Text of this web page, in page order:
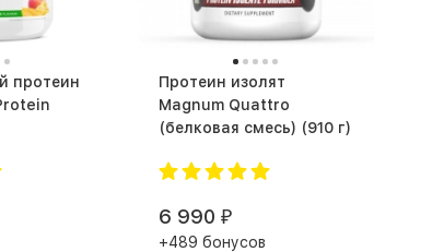
протеин
Протеин изолят
Magnum Quattro
(белковая смесь) (910 г)
6 990 ₽
+489 бонусов